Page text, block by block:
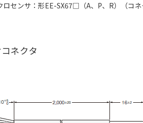
ロセンサ：形EE-SX67□（A、P、R）（
ネクタ